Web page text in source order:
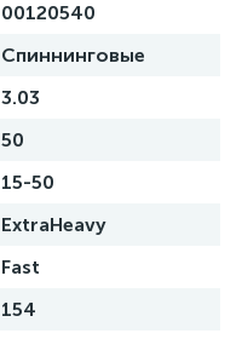
00120540
Спиннинговые
3.03
50
15-50
ExtraHeavy
Fast
154